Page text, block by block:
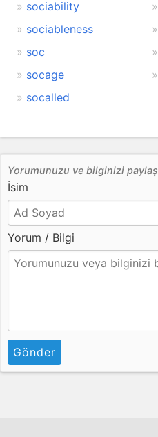
sociability
sociableness
soc
socage
socalled
Yorumunuzu ve bilginizi
İsim
Yorum / Bilgi
Gönder